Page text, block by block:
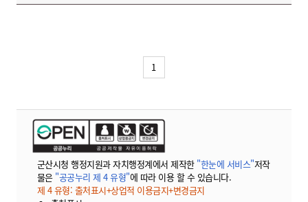
1
군산시청 행정지원과 자치행정계에서 제작한 "한눈에 서비스"저작
물은 "공공누리 제 4 유형"에 따라 이용 할 수 있습니다.
제 4 유형: 출처표시+상업적 이용금지+변경금지